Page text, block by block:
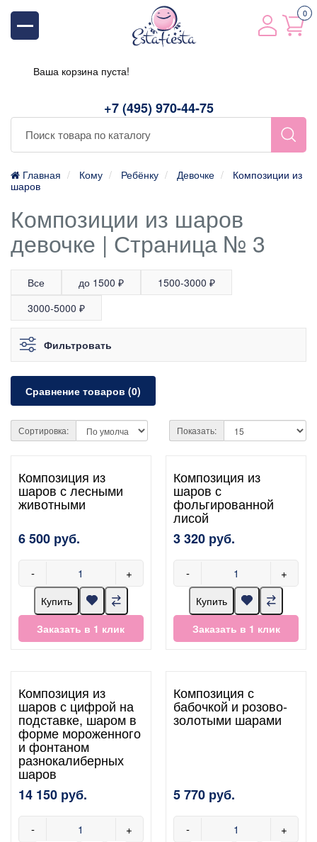
+7 (495) 970-44-75
0
Ваша корзина пуста!
Главная Кому Ребёнку Девочке
Композиции из
шаров
Композиции из шаров
девочке | Страница № 3
Все до 1500 ₽
1500-3000 ₽
3000-5000 ₽
Фильтровать
Сравнение товаров (0)
Сортировка: Показать:
Композиция из
шаров с лесными
животными
6 500 руб.
- +
Купить
Заказать в 1 клик
Композиция из
шаров с
фольгированной
лисой
3 320 руб.
- +
Купить
Заказать в 1 клик
Композиция из
шаров с цифрой на
подставке, шаром в
форме мороженного
и фонтаном
разнокалиберных
шаров
14 150 руб.
- +
Композиция с
бабочкой и розово-
золотыми шарами
5 770 руб.
- +